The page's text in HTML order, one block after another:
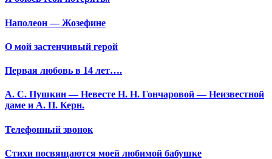
Наполеон — Жозефине
О мой застенчивый герой
Первая любовь в 14 лет….
А. С. Пушкин — Невесте Н. Н. Гончаровой — Неизвестной
даме и А. П. Керн.
Телефонный звонок
Стихи посвящаются моей любимой бабушке